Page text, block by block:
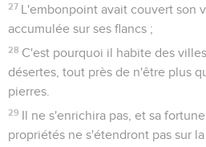
27 L'embonpoint avait couvert son
accumulée sur ses flancs ;
28 C'est pourquoi il habite des
désertes, tout près de n'être plus
pierres.
29 Il ne s'enrichira pas, et sa
propriétés ne s'étendront pas sur la